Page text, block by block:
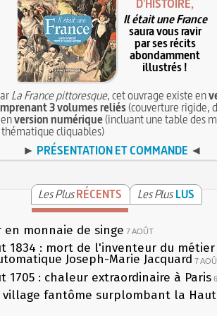
D'HISTOIRE,
Il était une France
saura vous ravir
par ses récits
abondamment
illustrés !
La France pittoresque, cet ouvrage existe en
3 volumes reliés(couverture rigide,
enversion numérique(incluant une table des
cliquables)
► PRÉSENTATION ET COMMANDE ◄
Les PlusRÉCENTS Les Plus LUS
en monnaie de singe 7 AOÛT
1834 : mort de l'inventeur du
Joseph-Marie Jacquard 7
1705 : chaleur extraordinaire à Paris
village fantôme surplombant la